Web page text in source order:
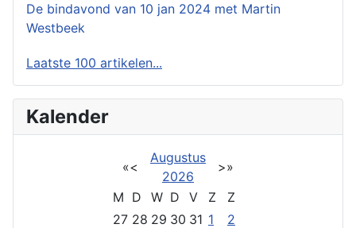
De bindavond van 10 jan 2024 met Martin
Westbeek
Laatste 100 artikelen...
Kalender
«<
Augustus
2026
>»
M D W D V Z
Z
27 28 29 30 31 1
2